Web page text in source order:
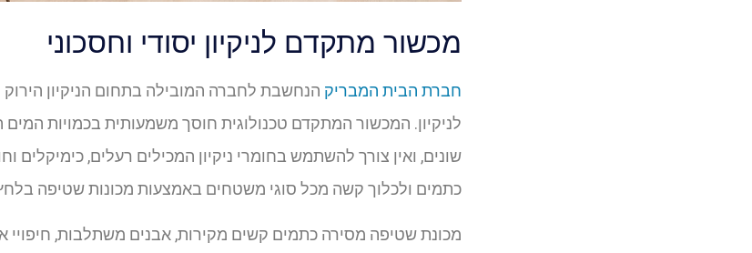
מכשור מתקדם לניקיון יסודי וחסכוני
חברת הבית המבריק הנחשבת לחברה המובילה בתחום הניקיון
לניקיון. המכשור המתקדם טכנולוגית חוסך משמעותית בכמויות
שונים, ואין צורך להשתמש בחומרי ניקיון המכילים רעלים, כימיקלים
כתמים ולכלוך קשה מכל סוגי משטחים באמצעות מכונות שטיפה
מכונת שטיפה מסירה כתמים קשים מקירות, אבנים משתלבות, חיפויי